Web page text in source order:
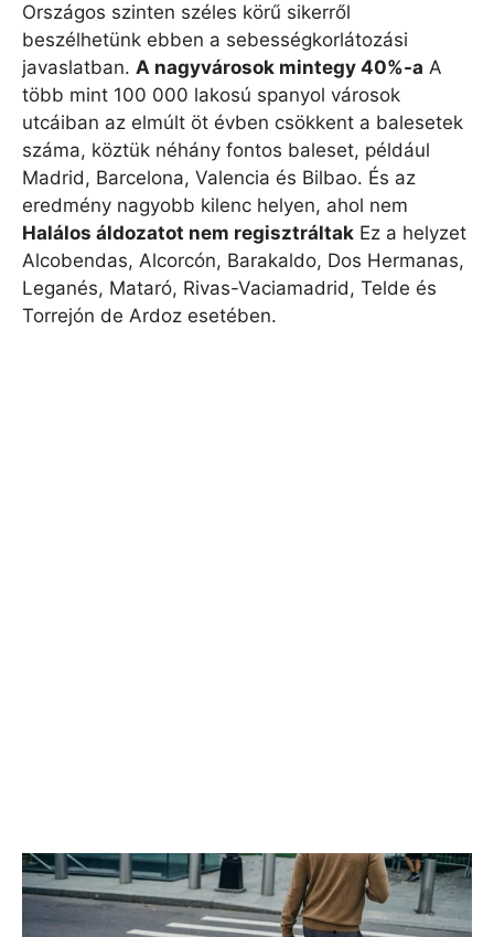
Országos szinten széles körű sikerről
beszélhetünk ebben a sebességkorlátozási
javaslatban. A nagyvárosok mintegy 40%-a A
több mint 100 000 lakosú spanyol városok
utcáiban az elmúlt öt évben csökkent a balesetek
száma, köztük néhány fontos baleset, például
Madrid, Barcelona, ​​Valencia és Bilbao. És az
eredmény nagyobb kilenc helyen, ahol nem
Halálos áldozatot nem regisztráltak Ez a helyzet
Alcobendas, Alcorcón, Barakaldo, Dos Hermanas,
Leganés, Mataró, Rivas-Vaciamadrid, Telde és
Torrejón de Ardoz esetében.